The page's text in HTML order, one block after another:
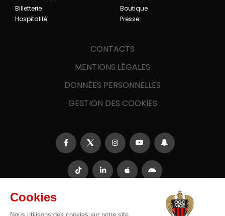
Billetterie
Hospitalité
Boutique
Presse
CONTACTS
MENTIONS LÉGALES
DONNÉES PERSONNELLES
GESTION DES COOKIES